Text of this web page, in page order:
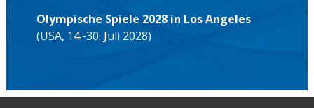
Olympische Spiele 2028 in Los Angeles
(USA, 14.-30. Juli 2028)